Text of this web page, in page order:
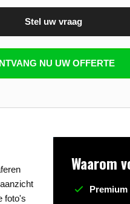
Stel uw vraag
NU UW OFFERTE
foto's
Waarom